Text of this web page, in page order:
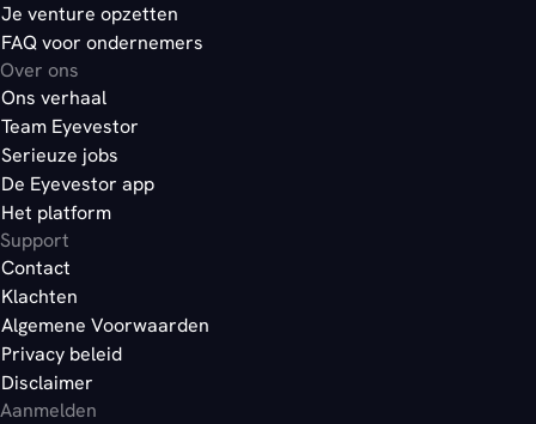
Je venture opzetten
FAQ voor ondernemers
Over ons
Ons verhaal
Team Eyevestor
Serieuze jobs
De Eyevestor app
Het platform
Support
Contact
Klachten
Algemene Voorwaarden
Privacy beleid
Disclaimer
Aanmelden